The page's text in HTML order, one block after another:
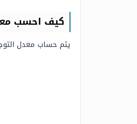
كيف احسب
يتم حساب معدل